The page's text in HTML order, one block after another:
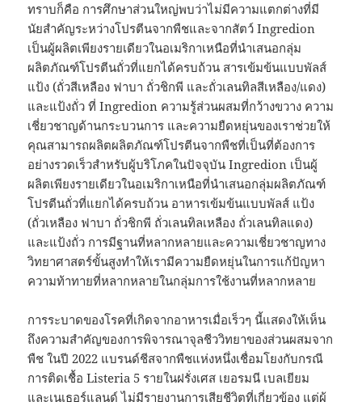
ทราบก็คือ การศึกษาส่วนใหญ่พบว่าไม่มีความแตกต่างที่มี
นัยสำคัญระหว่างโปรตีนจากพืชและจากสัตว์ Ingredion
เป็นผู้ผลิตเพียงรายเดียวในอเมริกาเหนือที่นำเสนอกลุ่ม
ผลิตภัณฑ์โปรตีนถั่วที่แยกได้ครบถ้วน สารเข้มข้นแบบพัลส์
แป้ง (ถั่วสีเหลือง ฟาบา ถั่วชิกพี และถั่วเลนทิลสีเหลือง/แดง)
และแป้งถั่ว ที่ Ingredion ความรู้ส่วนผสมที่กว้างขวาง ความ
เชี่ยวชาญด้านกระบวนการ และความยืดหยุ่นของเราช่วยให้
คุณสามารถผลิตผลิตภัณฑ์โปรตีนจากพืชที่เป็นที่ต้องการ
อย่างรวดเร็วสำหรับผู้บริโภคในปัจจุบัน Ingredion เป็นผู้
ผลิตเพียงรายเดียวในอเมริกาเหนือที่นำเสนอกลุ่มผลิตภัณฑ์
โปรตีนถั่วที่แยกได้ครบถ้วน อาหารเข้มข้นแบบพัลส์ แป้ง
(ถั่วเหลือง ฟาบา ถั่วชิกพี ถั่วเลนทิลเหลือง ถั่วเลนทิลแดง)
และแป้งถั่ว การมีฐานที่หลากหลายและความเชี่ยวชาญทาง
วิทยาศาสตร์ขั้นสูงทำให้เรามีความยืดหยุ่นในการแก้ปัญหา
ความท้าทายที่หลากหลายในกลุ่มการใช้งานที่หลากหลาย
การระบาดของโรคที่เกิดจากอาหารเมื่อเร็วๆ นี้แสดงให้เห็น
ถึงความสำคัญของการพิจารณาจุลชีววิทยาของส่วนผสมจาก
พืช ในปี 2022 แบรนด์ชีสจากพืชแห่งหนึ่งเชื่อมโยงกับกรณี
การติดเชื้อ Listeria 5 รายในฝรั่งเศส เยอรมนี เบลเยียม
และเนเธอร์แลนด์ ไม่มีรายงานการเสียชีวิตที่เกี่ยวข้อง แต่ผู้